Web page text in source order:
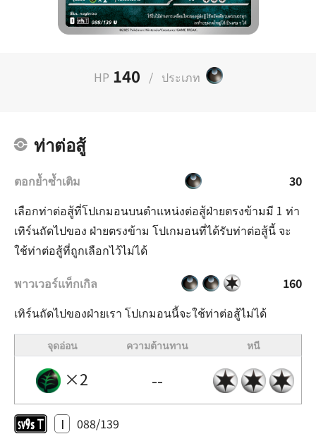
HP 140 / ประเภท
ท่าต่อสู้
ตอกย้ำซ้ำเติม
30
เลือกท่าต่อสู้ที่โปเกมอนบนตำแหน่งต่อสู้ฝ่ายตรงข้ามมี 1 ท่า
เทิร์นถัดไปของ ฝ่ายตรงข้าม โปเกมอนที่ได้รับท่าต่อสู้นี้ จะ
ใช้ท่าต่อสู้ที่ถูกเลือกไว้ไม่ได้
พาวเวอร์แท็กเกิล
160
เทิร์นถัดไปของฝ่ายเรา โปเกมอนนี้จะใช้ท่าต่อสู้ไม่ได้
จุดอ่อน ความต้านทาน หนี
×2 --
I 088/139